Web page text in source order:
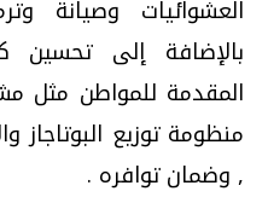
العشوائيات وصيانة
بالإضافة إلى تحسين
المقدمة للمواطن مثل
منظومة توزيع البوتاجاز
, وضمان توافره .